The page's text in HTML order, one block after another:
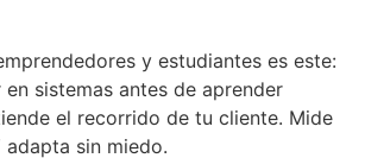
y estudiantes es este:
sistemas antes de aprender
el recorrido de tu cliente. Mide
sin miedo.